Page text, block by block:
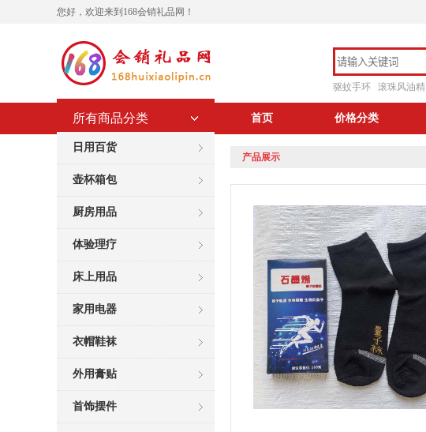
您好，欢迎来到168会销礼品网！
驱蚊手环 滚珠风油精
所有商品分类
日用百货
壶杯箱包
厨房用品
体验理疗
床上用品
家用电器
衣帽鞋袜
外用膏贴
首饰摆件
首页 价格分类
产品展示